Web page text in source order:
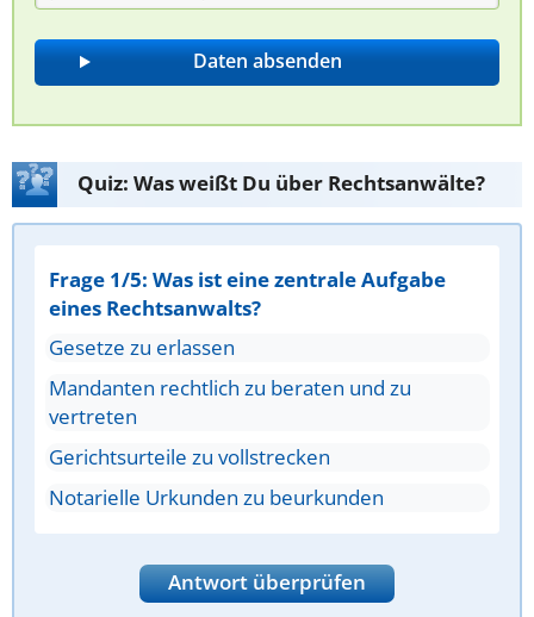
Quiz: Was weißt Du über Rechtsanwälte?
Frage 1/5: Was ist eine zentrale Aufgabe
eines Rechtsanwalts?
Gesetze zu erlassen
Mandanten rechtlich zu beraten und zu
vertreten
Gerichtsurteile zu vollstrecken
Notarielle Urkunden zu beurkunden
Antwort überprüfen